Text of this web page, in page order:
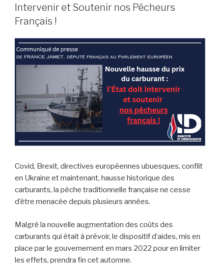
Intervenir et Soutenir nos Pêcheurs
Français !
Covid, Brexit, directives européennes ubuesques, conflit
en Ukraine et maintenant, hausse historique des
carburants, la pêche traditionnelle française ne cesse
d’être menacée depuis plusieurs années.
Malgré la nouvelle augmentation des coûts des
carburants qui était à prévoir, le dispositif d’aides, mis en
place par le gouvernement en mars 2022 pour en limiter
les effets, prendra fin cet automne.